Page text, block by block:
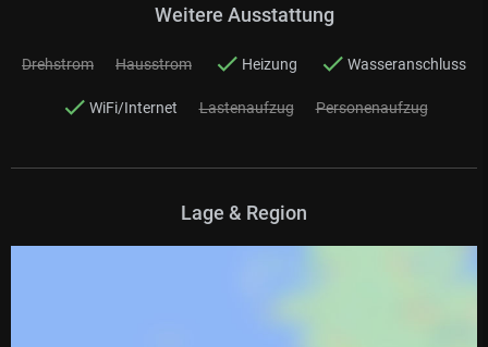
Weitere Ausstattung
Drehstrom Hausstrom Heizung Wasseranschluss
WiFi/Internet Lastenaufzug Personenaufzug
Lage & Region